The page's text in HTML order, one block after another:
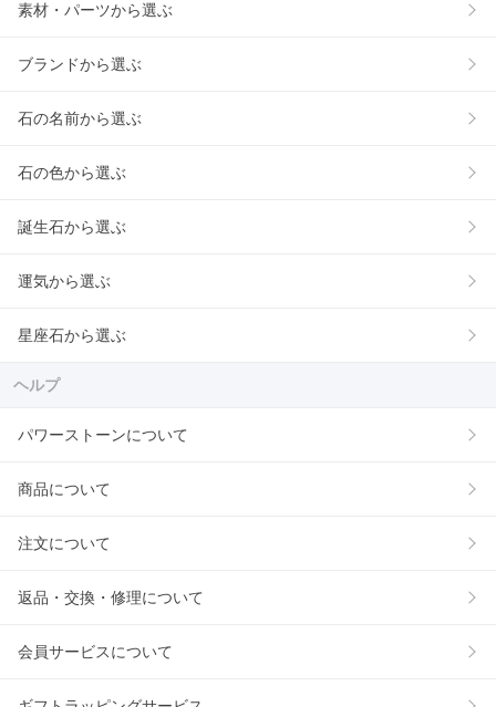
素材・パーツから選ぶ
ブランドから選ぶ
石の名前から選ぶ
石の色から選ぶ
誕生石から選ぶ
運気から選ぶ
星座石から選ぶ
ヘルプ
パワーストーンについて
商品について
注文について
返品・交換・修理について
会員サービスについて